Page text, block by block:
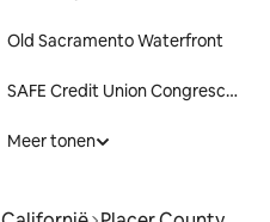
Old Sacramento Waterfront
SAFE Credit Union Congrescentrum
Meer tonen